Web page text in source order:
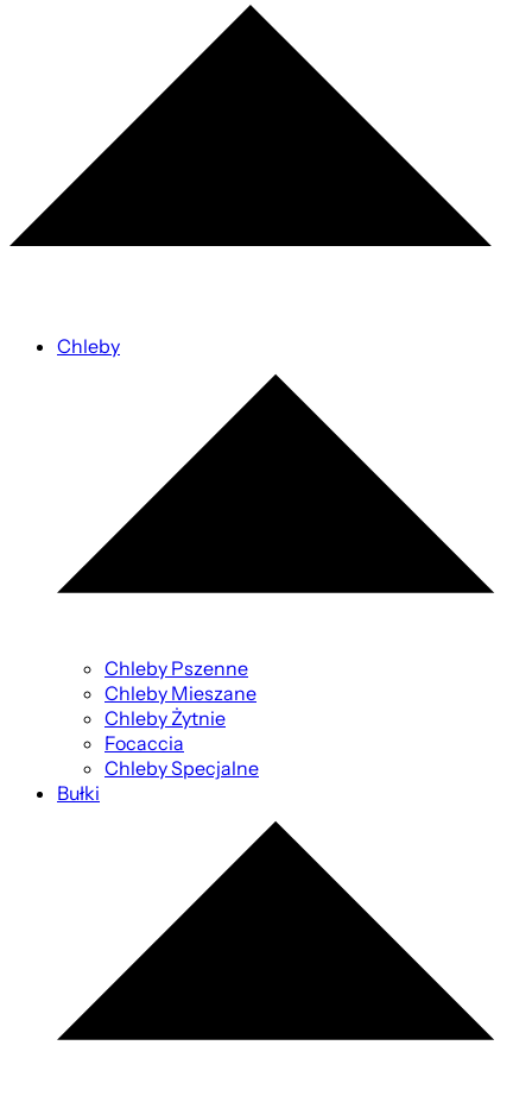
Chleby
Chleby Pszenne
Chleby Mieszane
Chleby Żytnie
Focaccia
Chleby Specjalne
Bułki